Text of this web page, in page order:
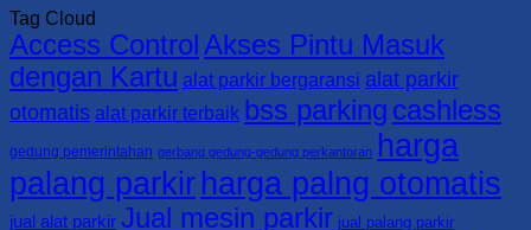
0813-
4161-
5165
KABUPATEN
SORONG
SELATAN
0821-
4405-
7125/
4161-
5165
Gate
–
BSS
Parking
|
KABUPATEN
SORONG
0821-
4405-
Parkir,
Portal
Parkir,
dan
Barrier
Gate
BSS
Parking
Tag Cloud
Access ControlAkses Pintu Masuk
dengan Kartu alat parkir bergaransi alat parkir
otomatis alat parkir terbaik bss parking cashless
gedung pemerintahan gerbang gedung-gedung perkantoran harga
palang parkirharga palng otomatis
jual alat parkir Jual mesin parkir jual palang parkir